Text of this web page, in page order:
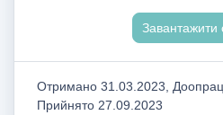
Завантажити
Отримано 31.03.2023,
Прийнято 27.09.2023